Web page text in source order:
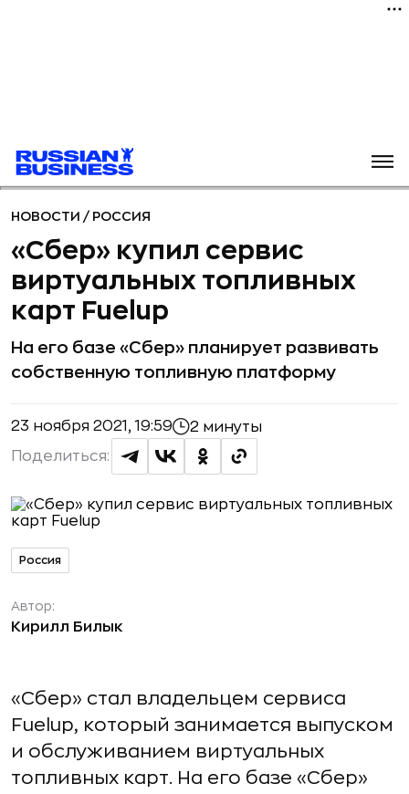
НОВОСТИ / РОССИЯ
«Сбер» купил сервис
виртуальных топливных
карт Fuelup
На его базе «Сбер» планирует развивать
собственную топливную платформу
23 ноября 2021, 19:59 2 минуты
Поделиться:
Россия
Автор:
Кирилл Билык
«Сбер» стал владельцем сервиса
Fuelup, который занимается выпуском
и обслуживанием виртуальных
топливных карт. На его базе «Сбер»